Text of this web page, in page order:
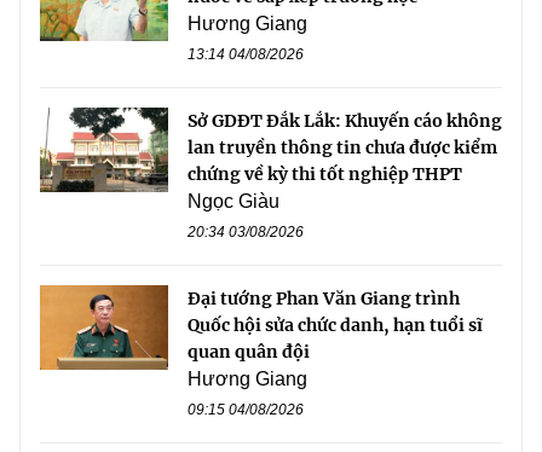
Hương Giang
13:14 04/08/2026
Sở GDĐT Đắk Lắk: Khuyến cáo không
lan truyền thông tin chưa được kiểm
chứng về kỳ thi tốt nghiệp THPT
Ngọc Giàu
20:34 03/08/2026
Đại tướng Phan Văn Giang trình
Quốc hội sửa chức danh, hạn tuổi sĩ
quan quân đội
Hương Giang
09:15 04/08/2026